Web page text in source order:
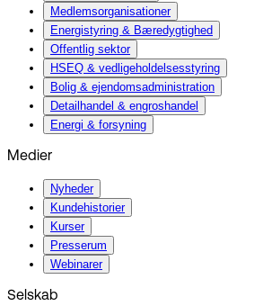
Medlemsorganisationer
Energistyring & Bæredygtighed
Offentlig sektor
HSEQ & vedligeholdelsesstyring
Bolig & ejendomsadministration
Detailhandel & engroshandel
Energi & forsyning
Medier
Nyheder
Kundehistorier
Kurser
Presserum
Webinarer
Selskab